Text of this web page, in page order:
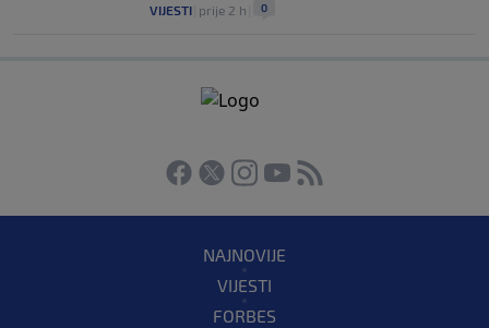
VIJESTI prije 2 h 0
NAJNOVIJE
VIJESTI
FORBES